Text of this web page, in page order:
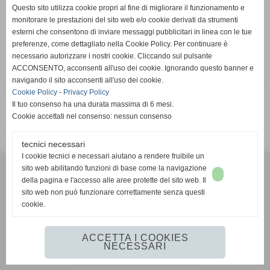
Home
Pagina non trovata
Attenzione: la pagina richiesta non è più presente su questo
sito web. È stata rimossa o modificata.
VIA VETERANI DELLO SPORT
54027 PONTREMOLI (MS)
Realizzazione siti web www.sitoper.it
Questo sito utilizza cookie propri al fine di migliorare il funzionamento e
monitorare le prestazioni del sito web e/o cookie derivati da strumenti
esterni che consentono di inviare messaggi pubblicitari in linea con le tue
preferenze, come dettagliato nella Cookie Policy. Per continuare è
necessario autorizzare i nostri cookie. Cliccando sul pulsante
ACCONSENTO, acconsenti all'uso dei cookie. Ignorando questo banner e
navigando il sito acconsenti all'uso dei cookie.
Cookie Policy - Privacy Policy
Il tuo consenso ha una durata massima di 6 mesi.
Cookie accettati nel consenso: nessun consenso
tecnici necessari
I cookie tecnici e necessari aiutano a rendere fruibile un
sito web abilitando funzioni di base come la navigazione
della pagina e l'accesso alle aree protette del sito web. Il
sito web non può funzionare correttamente senza questi
cookie.
ACCETTA I COOKIES
NECESSARI